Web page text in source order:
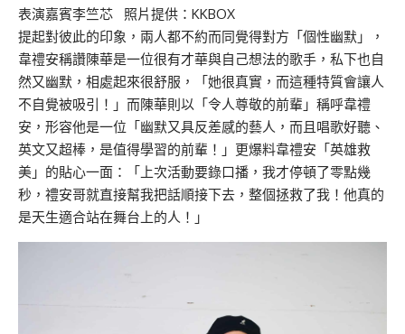
表演嘉賓李竺芯 照片提供：KKBOX
提起對彼此的印象，兩人都不約而同覺得對方「個性幽默」，
韋禮安稱讚陳華是一位很有才華與自己想法的歌手，私下也自
然又幽默，相處起來很舒服，「她很真實，而這種特質會讓人
不自覺被吸引！」而陳華則以「令人尊敬的前輩」稱呼韋禮
安，形容他是一位「幽默又具反差感的藝人，而且唱歌好聽、
英文又超棒，是值得學習的前輩！」更爆料韋禮安「英雄救
美」的貼心一面：「上次活動要錄口播，我才停頓了零點幾
秒，禮安哥就直接幫我把話順接下去，整個拯救了我！他真的
是天生適合站在舞台上的人！」